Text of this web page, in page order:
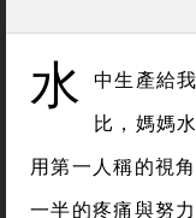
水 中生產給
比，媽媽
用第一人稱的視
一半的疼痛與努